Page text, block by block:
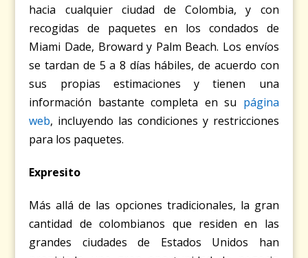
hacia cualquier ciudad de Colombia, y con
recogidas de paquetes en los condados de
Miami Dade, Broward y Palm Beach. Los envíos
se tardan de 5 a 8 días hábiles, de acuerdo con
sus propias estimaciones y tienen una
información bastante completa en su página
web, incluyendo las condiciones y restricciones
para los paquetes.
Expresito
Más allá de las opciones tradicionales, la gran
cantidad de colombianos que residen en las
grandes ciudades de Estados Unidos han